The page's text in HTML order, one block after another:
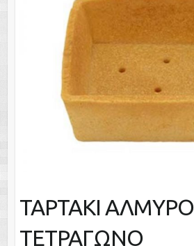
ΤΑΡΤΑΚΙ ΑΛΜΥΡΟ
ΤΕΤΡΑΓΩΝΟ